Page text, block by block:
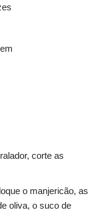
corte as
o manjericão, as
oliva, o suco de